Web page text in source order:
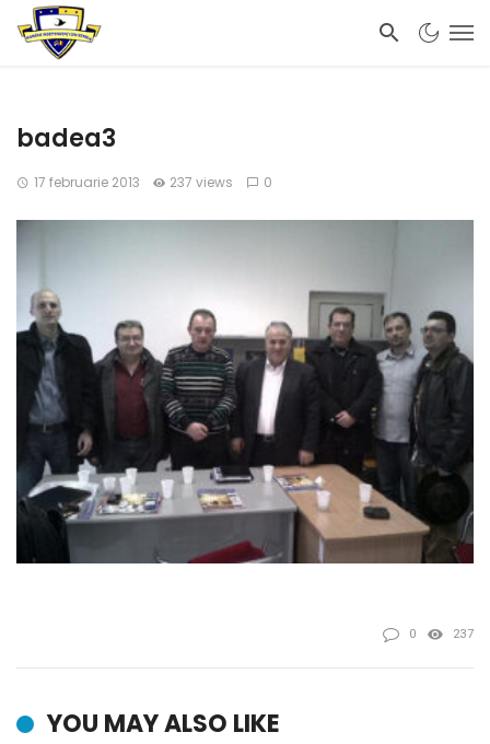
badea3
17 februarie 2013 237 views 0
0 237
YOU MAY ALSO LIKE